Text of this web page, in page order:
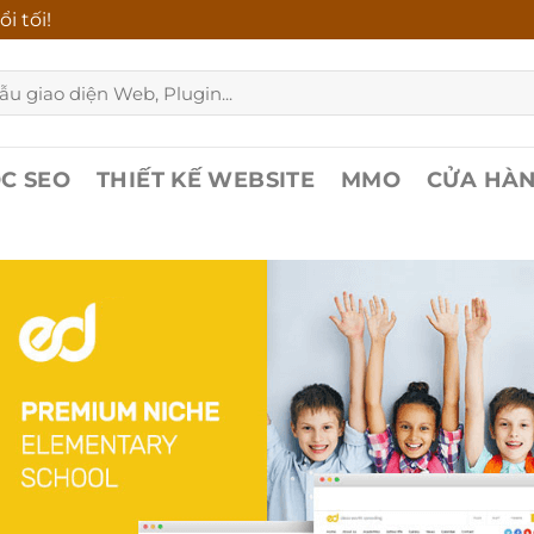
tối!
SEO THIẾT KẾ WEBSITE MMO CỬA